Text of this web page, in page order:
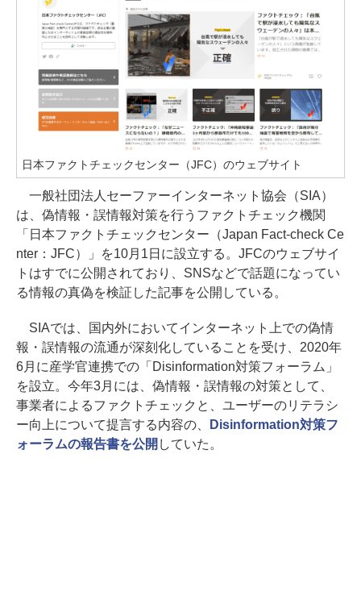
日本ファクトチェックセンター（JFC）のウェブサイト
一般社団法人セーファーインターネット協会（SIA）
は、偽情報・誤情報対策を行うファクトチェック機関
「日本ファクトチェックセンター（Japan Fact-check Ce
nter：JFC）」を10月1日に設立する。JFCのウェブサイ
トはすでに公開されており、SNSなどで話題になってい
る情報の真偽を検証した記事を公開している。
SIAでは、国内外においてインターネット上での偽情
報・誤情報の流通が深刻化していることを受け、2020年
6月に産学官連携での「Disinformation対策フォーラム」
を設立。今年3月には、偽情報・誤情報の対策として、
事業者によるファクトチェックと、ユーザーのリテラシ
ー向上について提言する内容の、
Disinformation対策フ
ォーラムの報告書を公開 していた。